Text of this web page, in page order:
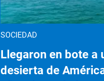
SOCIEDAD
Llegaron en bote a
desierta de